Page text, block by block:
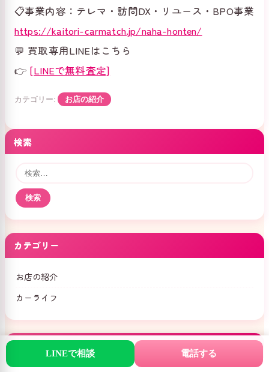
LINEで相談 電話する
📋事業内容：テレマ・訪問DX・リユース・BPO事業
https://kaitori-carmatch.jp/naha-honten/
💬 買取専用LINEはこちら
👉 [LINEで無料査定]
カテゴリー: お店の紹介
検索
カテゴリー
お店の紹介
カーライフ